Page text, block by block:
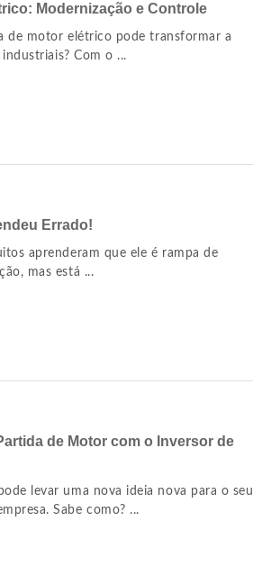
Modernização e Controle
de motor elétrico pode transformar a
Com o ...
Errado!
aprenderam que ele é rampa de
mas está ...
de Motor com o Inversor de
levar uma nova ideia nova para o seu
Sabe como? ...